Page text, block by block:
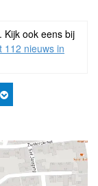
Kijk ook eens bij
112 nieuws in